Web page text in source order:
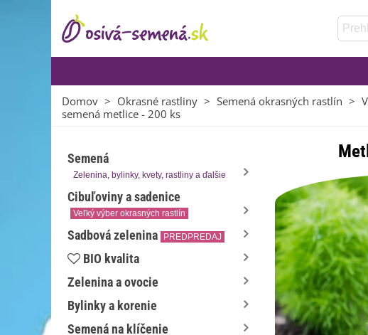
Domov > Okrasné rastliny > Semená okrasných rastlín >
semená metlice - 200 ks
Semená
Zelenina, bylinky, kvety, rastliny a ďalšie
Cibuľoviny a sadenice
Veľký výber okrasných rastlín
Sadbová zelenina PREDPREDAJ
BIO kvalita
Zelenina a ovocie
Bylinky a korenie
Semená na klíčenie